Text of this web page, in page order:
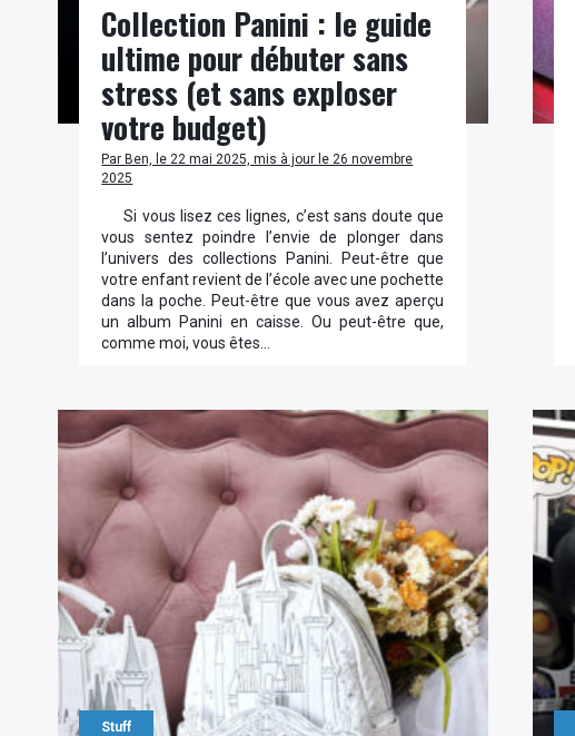
Collection Panini : le guide
ultime pour débuter sans
stress (et sans exploser
votre budget)
Par Ben, le 22 mai 2025, mis à jour le 26 novembre
2025
Si vous lisez ces lignes, c’est sans doute que
vous sentez poindre l’envie de plonger dans
l’univers des collections Panini. Peut-être que
votre enfant revient de l’école avec une pochette
dans la poche. Peut-être que vous avez aperçu
un album Panini en caisse. Ou peut-être que,
comme moi, vous êtes…
Stuff